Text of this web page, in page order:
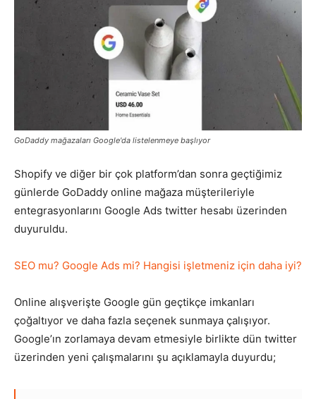
Pazarlaması
SEO,
ASO,
GoDaddy mağazaları Google'da listelenmeye başlıyor
Shopify ve diğer bir çok platform’dan sonra geçtiğimiz
günlerde GoDaddy online mağaza müşterileriyle
entegrasyonlarını Google Ads twitter hesabı üzerinden
duyuruldu.
SEO mu? Google Ads mi? Hangisi işletmeniz için daha iyi?
Online alışverişte Google gün geçtikçe imkanları
çoğaltıyor ve daha fazla seçenek sunmaya çalışıyor.
Google’ın zorlamaya devam etmesiyle birlikte dün twitter
üzerinden yeni çalışmalarını şu açıklamayla duyurdu;